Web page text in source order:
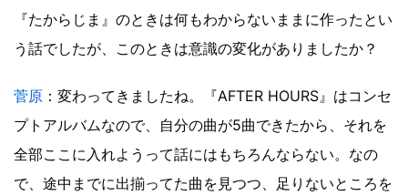
『たからじま』のときは何もわからないままに作ったとい
う話でしたが、このときは意識の変化がありましたか？
菅原 ：変わってきましたね。『AFTER HOURS』はコンセ
プトアルバムなので、自分の曲が5曲できたから、それを
全部ここに入れようって話にはもちろんならない。なの
で、途中までに出揃ってた曲を見つつ、足りないところを